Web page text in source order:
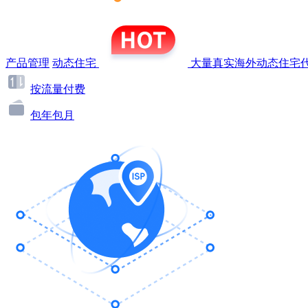
产品管理 动态住宅 大量真实海外动态住宅
按流量付费
包年包月